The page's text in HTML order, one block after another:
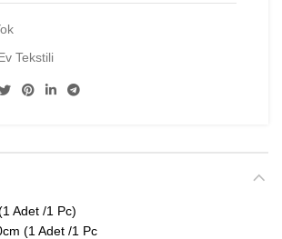
Tekstili
Adet /1 Pc)
(1 Adet /1 Pc